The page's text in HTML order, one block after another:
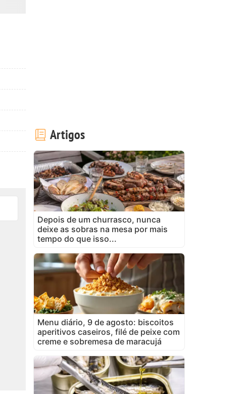
Artigos
Depois de um churrasco, nunca
deixe as sobras na mesa por mais
tempo do que isso...
Menu diário, 9 de agosto: biscoitos
aperitivos caseiros, filé de peixe com
creme e sobremesa de maracujá